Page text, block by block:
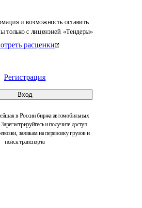
и возможность оставить
только с лицензией «Тендеры»
расценки
Регистрация
Вход
в России биржа автомобильных
и получите доступ
заявкам на перевозку грузов и
поиск транспорта